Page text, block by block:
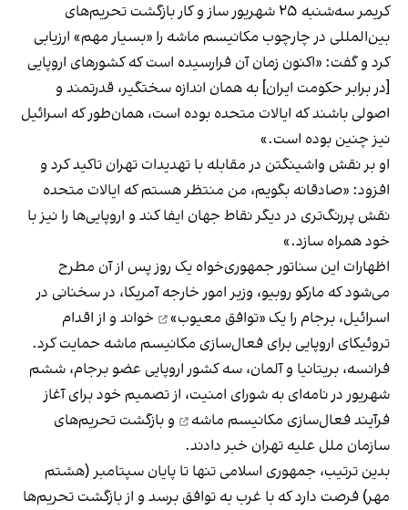
کریمر سه‌شنبه ۲۵ شهریور ساز و کار بازگشت تحریم‌های
بین‌المللی در چارچوب مکانیسم ماشه را «بسیار مهم» ارزیابی
کرد و گفت: «اکنون زمان آن فرارسیده است که کشورهای اروپایی
[در برابر حکومت ایران] به همان اندازه سختگیر، قدرتمند و
اصولی باشند که ایالات متحده بوده است، همان‌طور که اسرائیل
نیز چنین بوده است.»
او بر نقش واشینگتن در مقابله با تهدیدات تهران تاکید کرد و
افزود: «صادقانه بگویم، من منتظر هستم که ایالات متحده
نقش پررنگ‌تری در دیگر نقاط جهان ایفا کند و اروپایی‌ها را نیز با
خود همراه سازد.»
اظهارات این سناتور جمهوری‌خواه یک روز پس از آن مطرح
می‌شود که مارکو روبیو، وزیر امور خارجه آمریکا، در سخنانی در
اسرائیل، برجام را یک «توافق معیوب»
خواند و از اقدام
تروئیکای اروپایی برای فعال‌سازی مکانیسم ماشه حمایت کرد.
فرانسه، بریتانیا و آلمان، سه کشور اروپایی عضو برجام، ششم
شهریور در نامه‌ای به شورای امنیت، از تصمیم خود برای آغاز
فرآیندفعال‌سازی مکانیسم ماشه
و بازگشت تحریم‌های
سازمان ملل علیه تهران خبر دادند.
بدین ترتیب، جمهوری اسلامی تنها تا پایان سپتامبر (هشتم
مهر) فرصت دارد که با غرب به توافق برسد و از بازگشت تحریم‌ها